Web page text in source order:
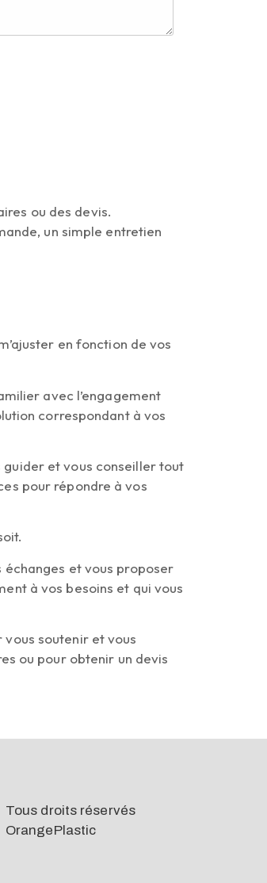
ou des devis.
un simple entretien
en fonction de vos
avec l’engagement
correspondant à vos
guider et vous conseiller tout
pour répondre à vos
échanges et vous proposer
à vos besoins et qui vous
vous soutenir et vous
ou pour obtenir un devis
Tous droits réservés
OrangePlastic